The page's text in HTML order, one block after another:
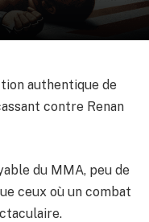
authentique de
contre Renan
du MMA, peu de
ceux où un combat